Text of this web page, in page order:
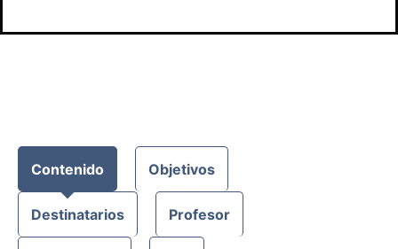
Contenido Objetivos
Destinatarios Profesor